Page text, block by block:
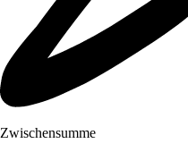
Zwischensumme